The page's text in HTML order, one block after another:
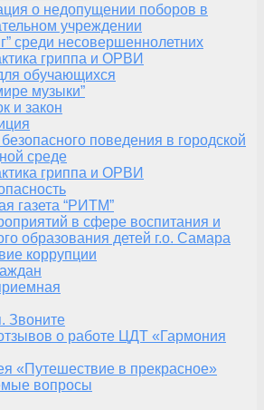
о недопущении поборов в
учреждении
среди несовершеннолетних
гриппа и ОРВИ
обучающихся
музыки”
и закон
поведения в городской
среде
гриппа и ОРВИ
газета “РИТМ”
в сфере воспитания и
образования детей г.о. Самара
коррупции
Звоните
о работе ЦДТ «Гармония
«Путешествие в прекрасное»
вопросы